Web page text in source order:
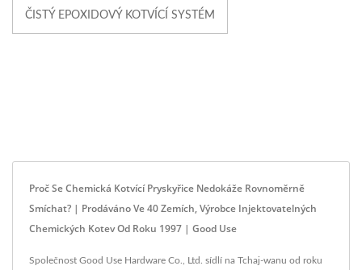
ČISTÝ EPOXIDOVÝ KOTVÍCÍ SYSTÉM
Proč Se Chemická Kotvící Pryskyřice Nedokáže Rovnoměrně
Smíchat? | Prodáváno Ve 40 Zemích, Výrobce Injektovatelných
Chemických Kotev Od Roku 1997 | Good Use
Společnost Good Use Hardware Co., Ltd. sídlí na Tchaj-wanu od roku